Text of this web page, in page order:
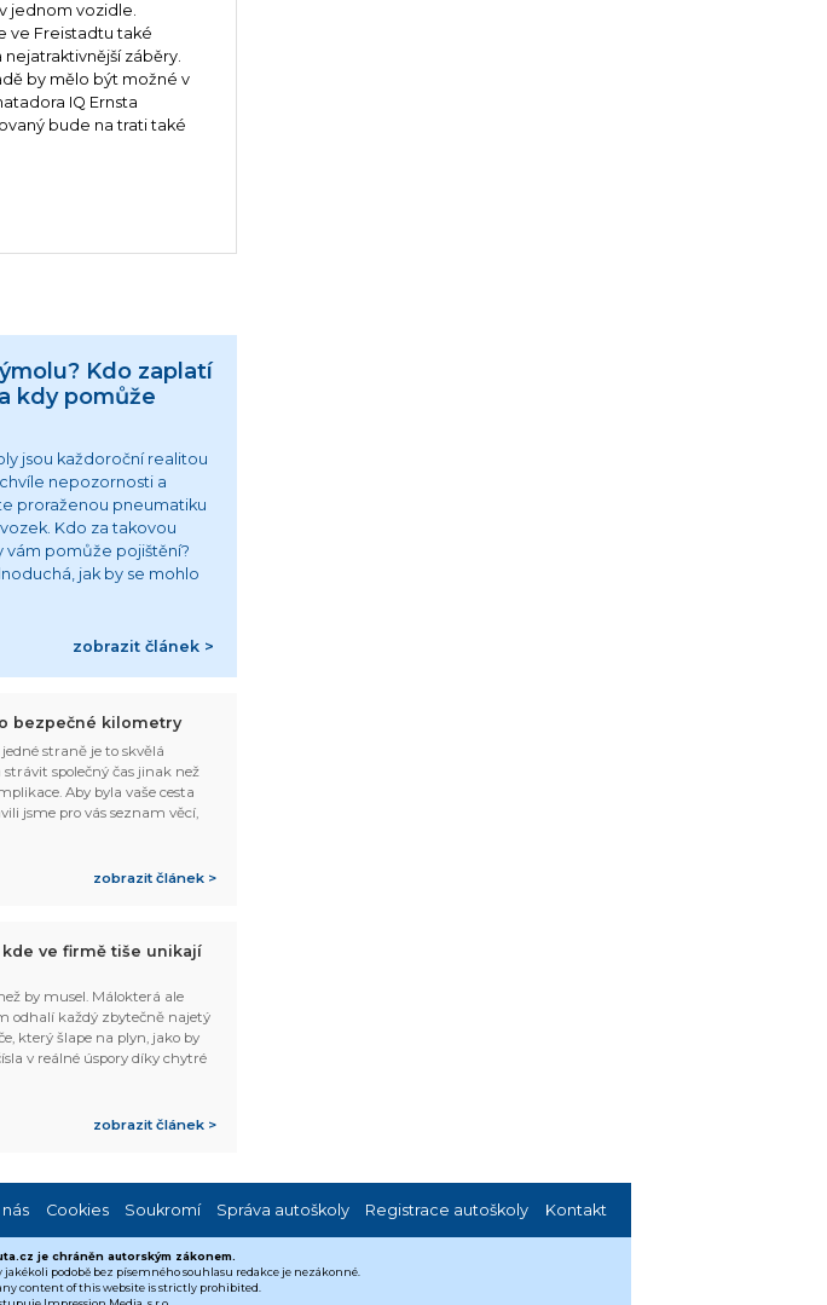
jednom vozidle.
ve Freistadtu také
záběry.
by mělo být možné v
IQ Ernsta
bude na trati také
Kdo zaplatí
kdy pomůže
jsou každoroční realitou
nepozornosti a
proraženou pneumatiku
Kdo za takovou
vám pomůže pojištění?
jak by se mohlo
zobrazit článek >
bezpečné kilometry
straně je to skvělá
společný čas jinak než
Aby byla vaše cesta
jsme pro vás seznam věcí,
zobrazit článek >
ve firmě tiše unikají
by musel. Málokterá ale
odhalí každý zbytečně najetý
který šlape na plyn, jako by
v reálné úspory díky chytré
zobrazit článek >
nás Cookies Soukromí Správa autoškoly Registrace autoškoly Kontakt
je chráněn autorským zákonem.
podobě bez písemného souhlasu redakce je nezákonné.
content of this website is strictly prohibited.